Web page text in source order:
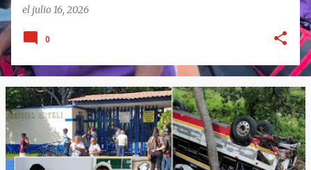
el julio 16, 2026
0